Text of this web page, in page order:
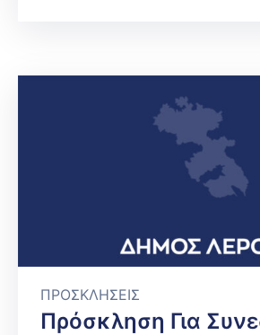
ΠΡΟΣΚΛΗΣΕΙΣ
Πρόσκληση Για